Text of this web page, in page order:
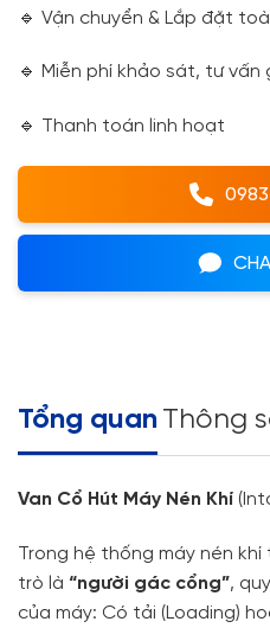
🔹 Vận chuyển & Lắp đặt
🔹 Miễn phí khảo sát, tư vấn
🔹 Thanh toán linh hoạt
Tổng quan Thông
Van Cổ Hút Máy Nén Khí
Trong hệ thống máy nén
trò là “người gác cổng”,
của máy: Có tải (Loading)